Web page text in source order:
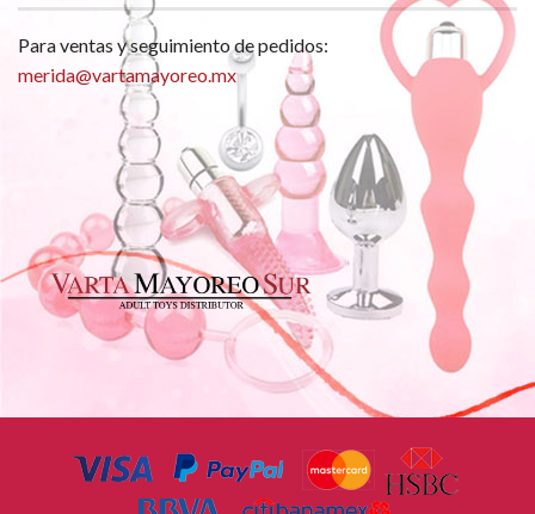
Para ventas y seguimiento de pedidos:
merida@vartamayoreo.mx